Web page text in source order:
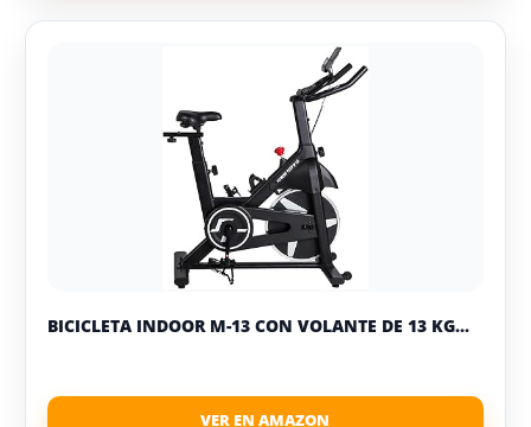
BICICLETA INDOOR M-13 CON VOLANTE DE 13 KG...